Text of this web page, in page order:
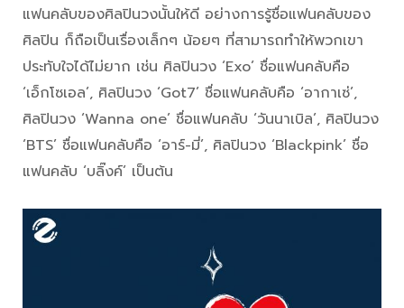
แฟนคลับของศิลปินวงนั้นให้ดี อย่างการรู้ชื่อแฟนคลับของ
ศิลปิน ก็ถือเป็นเรื่องเล็กๆ น้อยๆ ที่สามารถทำให้พวกเขา
ประทับใจได้ไม่ยาก เช่น ศิลปินวง ‘Exo’ ชื่อแฟนคลับคือ
‘เอ็กโซเอล’, ศิลปินวง ‘Got7’ ชื่อแฟนคลับคือ ‘อากาเซ่’,
ศิลปินวง ‘Wanna one’ ชื่อแฟนคลับ ‘วันนาเบิล’, ศิลปินวง
‘BTS’ ชื่อแฟนคลับคือ ‘อาร์-มี่’, ศิลปินวง ‘Blackpink’ ชื่อ
แฟนคลับ ‘บลิ๊งค์’ เป็นต้น